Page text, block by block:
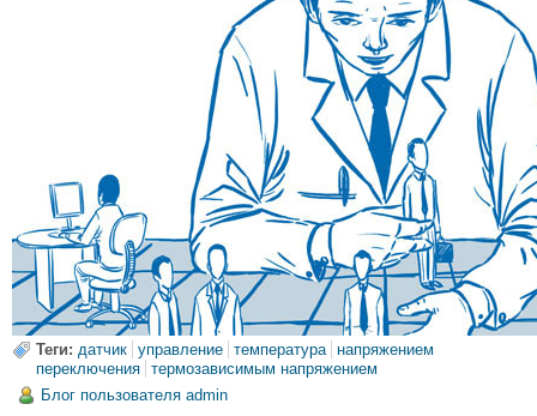
Теги: датчик управление температура напряжением
переключения термозависимым напряжением
Блог пользователя admin